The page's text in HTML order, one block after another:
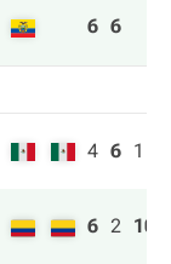
6 6
4 6 1
6 2 10